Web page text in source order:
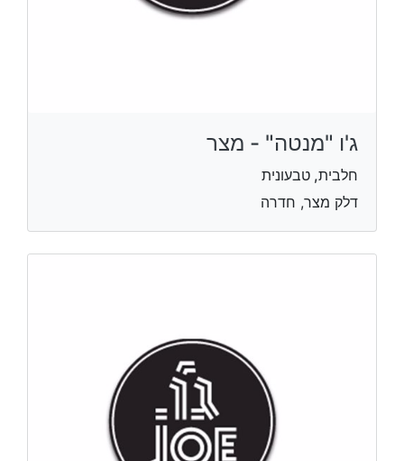
ג'ו "מנטה" - מצר
חלבית, טבעונית
דלק מצר, חדרה